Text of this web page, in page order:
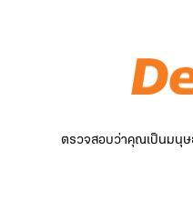
ตรวจสอบว่าคุณเป็นมนุษ